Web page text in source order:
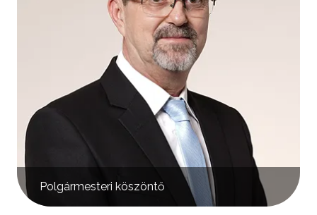
Polgármesteri köszöntő